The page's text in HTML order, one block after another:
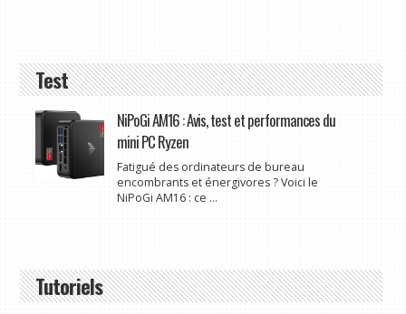
Test
NiPoGi AM16 : Avis, test et performances du
mini PC Ryzen
Fatigué des ordinateurs de bureau
encombrants et énergivores ? Voici le
NiPoGi AM16 : ce ...
Tutoriels